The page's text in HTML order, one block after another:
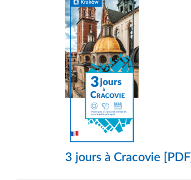
3 jours à Cracovie [PDF]